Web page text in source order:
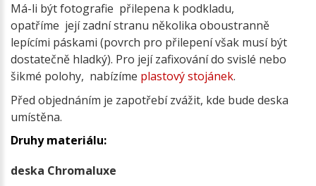
Má-li být fotografie přilepena k podkladu,
opatříme její zadní stranu několika oboustranně
lepícími páskami (povrch pro přilepení však musí být
dostatečně hladký). Pro její zafixování do svislé nebo
šikmé polohy, nabízíme plastový stojánek.
Před objednáním je zapotřebí zvážit, kde bude deska
umístěna.
Druhy materiálu:
deska Chromaluxe